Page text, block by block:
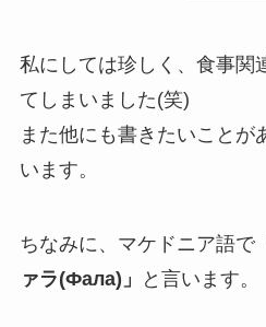
私にしては珍しく、食事関
てしまいました(笑)
また他にも書きたいことが
います。
ちなみに、マケドニア語で
ァラ(Фала)」
と言います。